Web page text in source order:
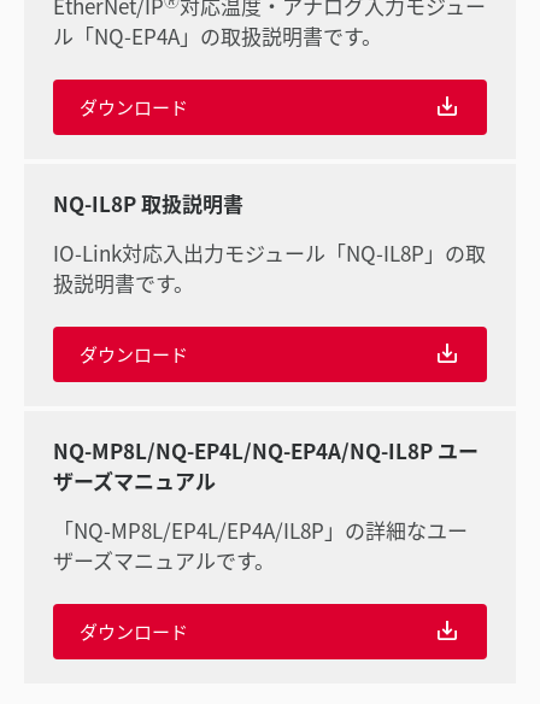
ル「NQ-EP4A」の取扱説明書です。
ダウンロード
NQ-IL8P 取扱説明書
IO-Link対応入出力モジュール「NQ-IL8P」の取
扱説明書です。
ダウンロード
NQ-MP8L/NQ-EP4L/NQ-EP4A/NQ-IL8P ユー
ザーズマニュアル
「NQ-MP8L/EP4L/EP4A/IL8P」の詳細なユー
ザーズマニュアルです。
ダウンロード